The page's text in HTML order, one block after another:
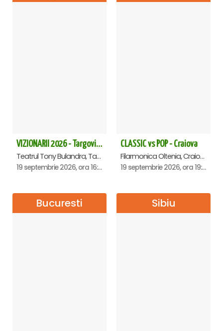
VIZIONARII 2026 - Targoviste
Teatrul Tony Bulandra, Targoviste
19 septembrie 2026, ora 16:00
CLASSIC vs POP - Craiova
Filarmonica Oltenia, Craiova
19 septembrie 2026, ora 19:00
Bucuresti Sibiu